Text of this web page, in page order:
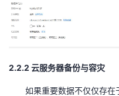
2.2.2 云服务器备份与容灾
如果重要数据不仅仅存在